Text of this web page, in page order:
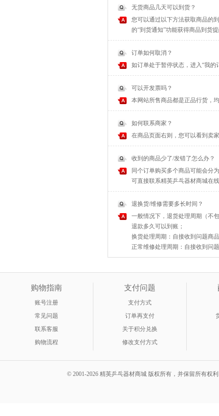
无货商品几天可以到货？
您可以通过以下方法获取商品的
的“到货通知”功能获得商品到货
订单如何取消？
如订单处于暂停状态，进入“我
可以开发票吗？
本网站所售商品都是正品行货，
如何联系商家？
在商品页面右则，您可以看到卖
收到的商品少了/发错了怎么办？
同个订单购买多个商品可能会分
可直接联系精英乒乓器材商城在
退换货/维修需要多长时间？
一般情况下，退货处理周期（不
退款多久可以到账；
换货处理周期：自接收到问题商
正常维修处理周期：自接收到问
购物指南
账号注册
常见问题
联系客服
购物流程
支付问题
支付方式
订单再支付
关于积分兑换
修改支付方式
© 2001-2026 精英乒乓器材商城 版权所有，并保留所有权